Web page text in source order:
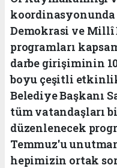
koordinasyonunda
Demokrasi ve
programları
darbe girişiminin
boyu çeşitli
Belediye Başkanı
tüm vatandaşları
düzenlenecek
Temmuz'u
hepimizin ortak